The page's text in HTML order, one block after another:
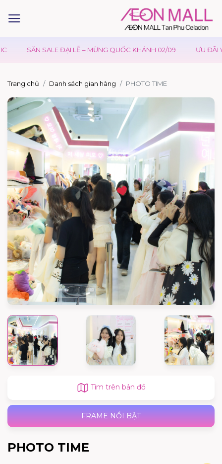
SĂN SALE ĐẠI LỄ – MỪNG QUỐC KHÁNH 02/09 ƯU ĐÃI
Trang chủ Danh sách gian hàng PHOTO TIME
Tìm trên bản đồ
FRAME NỔI BẬT
PHOTO TIME